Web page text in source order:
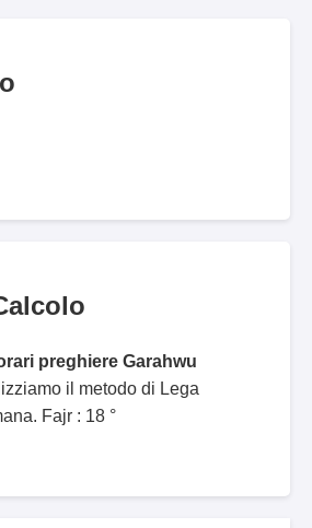
preghiere Garahwu
il metodo di Lega
Fajr : 18 °